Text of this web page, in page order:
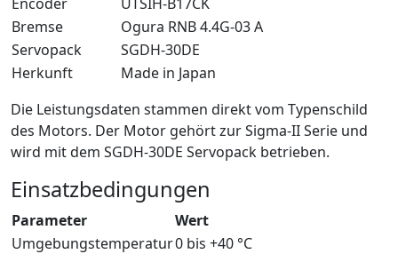
Bremse
Ogura RNB 4.4G-03 A
Servopack
SGDH-30DE
Herkunft
Made in Japan
Die Leistungsdaten stammen direkt vom Typenschild
des Motors. Der Motor gehört zur Sigma-II Serie und
wird mit dem SGDH-30DE Servopack betrieben.
Einsatzbedingungen
Parameter
Wert
Umgebungstemperatur0 bis +40 °C